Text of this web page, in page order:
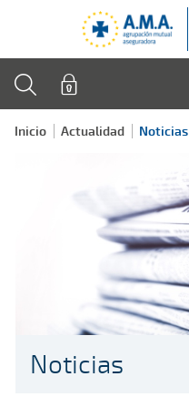
Inicio Actualidad Noticias
Noticias